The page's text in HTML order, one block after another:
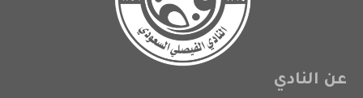
عن النادي